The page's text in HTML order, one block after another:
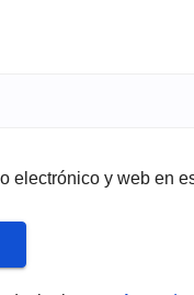
electrónico y web en